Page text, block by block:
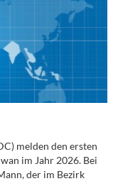
melden den ersten
im Jahr 2026. Bei
der im Bezirk